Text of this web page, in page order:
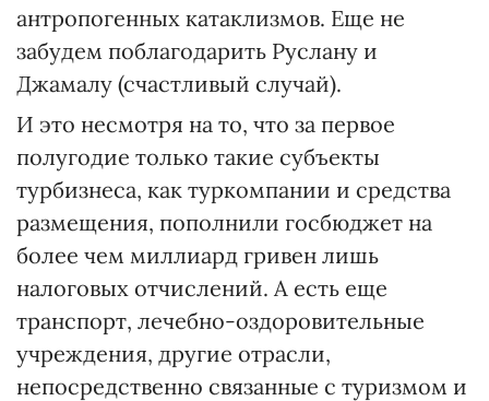
антропогенных катаклизмов. Еще не
забудем поблагодарить Руслану и
Джамалу (счастливый случай).
И это несмотря на то, что за первое
полугодие только такие субъекты
турбизнеса, как туркомпании и средства
размещения, пополнили госбюджет на
более чем миллиард гривен лишь
налоговых отчислений. А есть еще
транспорт, лечебно-оздоровительные
учреждения, другие отрасли,
непосредственно связанные с туризмом и